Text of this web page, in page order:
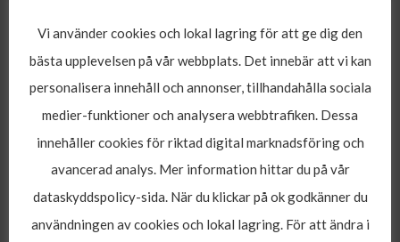
Solsidan Bar Rhodos
Rhodos bargata för partyglada ungdomar från
Skandinavien- Med allt ifrån temafester till sena
nätter med krasslig allsång till svenska klassiker gör
Solsidan Bar allt för att just ert sällskap skall få en
oförglömlig vistelse på den berömda baren.
Vi använder cookies och lokal lagring för att ge dig den
bästa upplevelsen på vår webbplats. Det innebär att vi kan
personalisera innehåll och annonser, tillhandahålla sociala
medier-funktioner och analysera webbtrafiken. Dessa
innehåller cookies för riktad digital marknadsföring och
avancerad analys. Mer information hittar du på vår
dataskyddspolicy-sida. När du klickar på ok godkänner du
användningen av cookies och lokal lagring. För att ändra i